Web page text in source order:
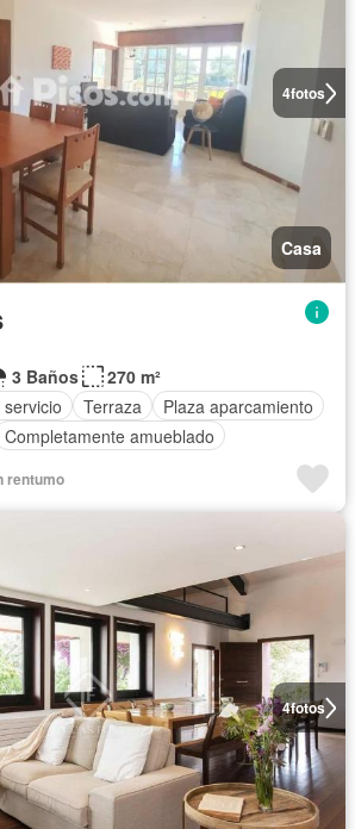
4fotos
Casa
3 Baños
270 m²
Terraza
Plaza aparcamiento
Completamente amueblado
rentumo
4fotos